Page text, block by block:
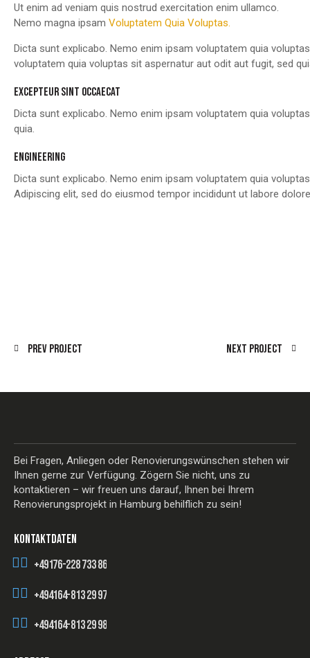
Ut enim ad veniam quis nostrud exercitation enim ullamco.
Nemo magna ipsam Voluptatem Quia Voluptas.
Dicta sunt explicabo. Nemo enim ipsam voluptatem quia
voluptatem quia voluptas sit aspernatur aut odit aut fugit, sed
EXCEPTEUR SINT OCCAECAT
Dicta sunt explicabo. Nemo enim ipsam voluptatem quia
quia.
ENGINEERING
Dicta sunt explicabo. Nemo enim ipsam voluptatem quia
Adipiscing elit, sed do eiusmod tempor incididunt ut labore
Prev Project Next Project
Bei Fragen, Anliegen oder Renovierungswünschen stehen wir
Ihnen gerne zur Verfügung. Zögern Sie nicht, uns zu
kontaktieren – wir freuen uns darauf, Ihnen bei Ihrem
Renovierungsprojekt in Hamburg behilflich zu sein!
KONTAKTDATEN
+49176-228 733 86
+494164-813 29 97
+494164-813 29 98